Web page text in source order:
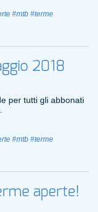
#mtb #terme
2018
per tutti gli abbonati
#mtb #terme
aperte!